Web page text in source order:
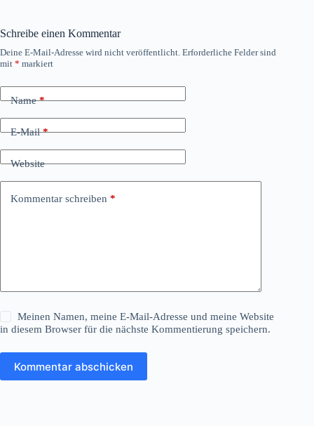
Schreibe einen Kommentar
Deine E-Mail-Adresse wird nicht veröffentlicht. Erforderliche Felder sind
mit * markiert
Name*
E-Mail*
Website
Kommentar schreiben *
Meinen Namen, meine E-Mail-Adresse und meine Website
in diesem Browser für die nächste Kommentierung speichern.
Kommentar abschicken